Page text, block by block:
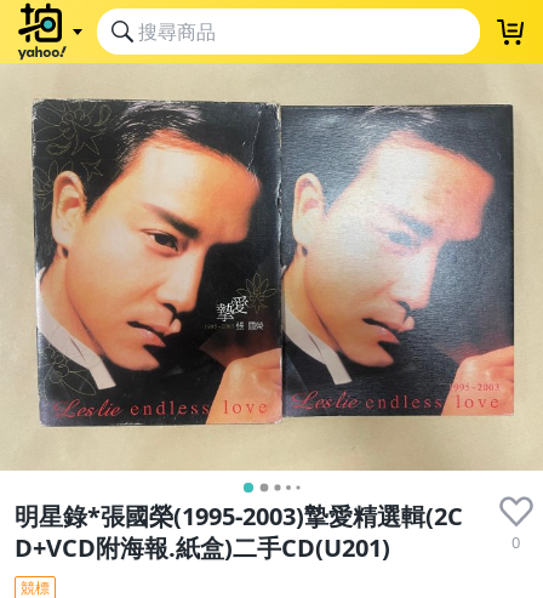
明星錄*張國榮(1995-2003)摯愛精選輯(2C
D+VCD附海報.紙盒)二手CD(U201)
0
競標